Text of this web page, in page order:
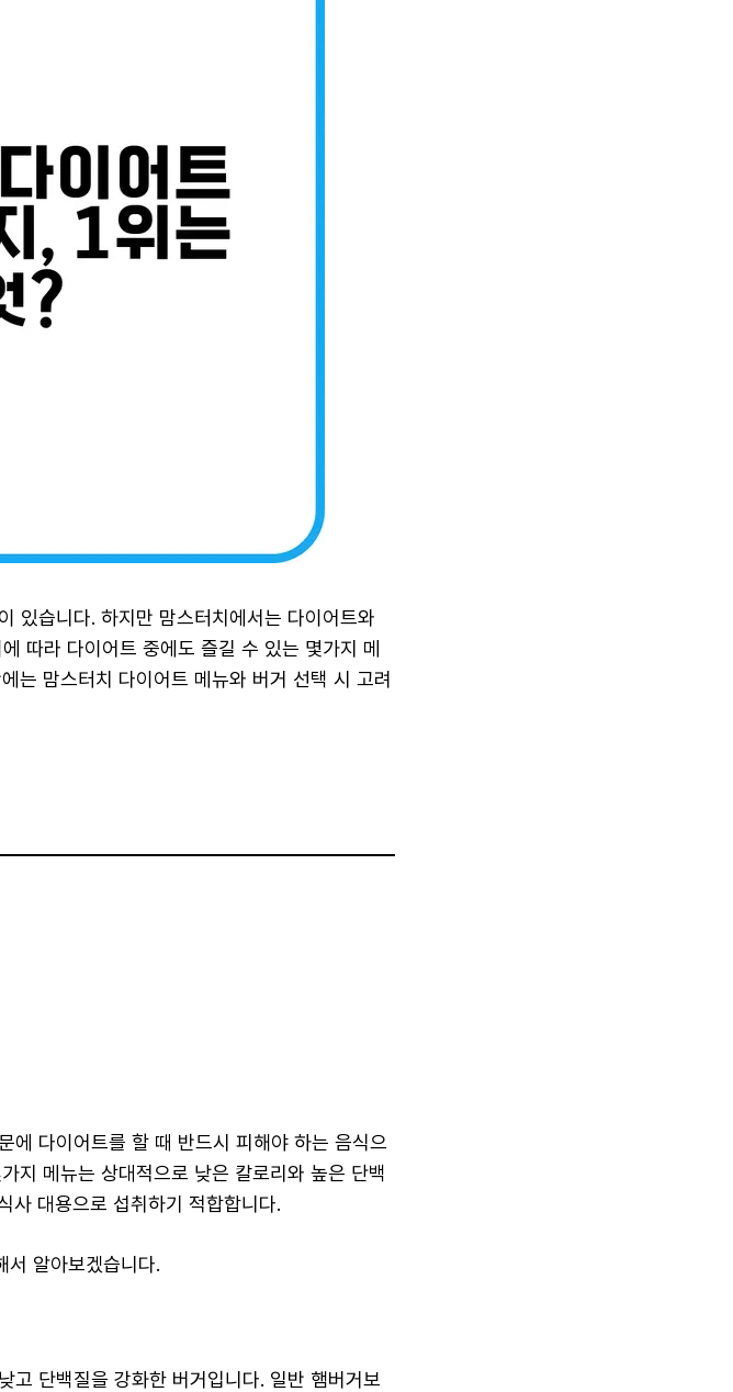
있습니다. 하지만 맘스터치에서는 다이어트와
따라 다이어트 중에도 즐길 수 있는 몇가지 메
는 맘스터치 다이어트 메뉴와 버거 선택 시 고려
에 다이어트를 할 때 반드시 피해야 하는 음식으
지 메뉴는 상대적으로 낮은 칼로리와 높은 단백
사 대용으로 섭취하기 적합합니다.
서 알아보겠습니다.
고 단백질을 강화한 버거입니다. 일반 햄버거보